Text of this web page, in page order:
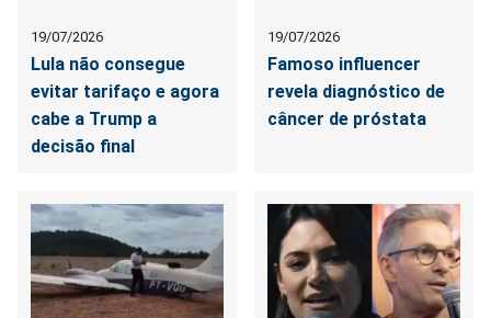
19/07/2026
Lula não consegue
evitar tarifaço e agora
cabe a Trump a
decisão final
19/07/2026
Famoso influencer
revela diagnóstico de
câncer de próstata